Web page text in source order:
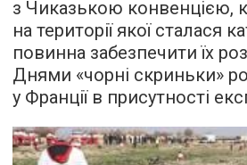
з Чиказькою конвенцією,
на території якої сталася
повинна забезпечити їх
Днями «чорні скриньки»
у Франції в присутності